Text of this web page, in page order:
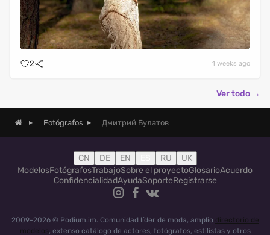
2 1 weeks ago
Ver todo →
Fotógrafos Дмитрий Булатов
CN DE EN RU
UK
ModelosFotógrafosTrabajoSobre el proyectoGlosarioAcuerdo
ConfidencialidadAyudaSoporteRegistrarse
2009-2026 © Podium.im. Comunidad líder de moda, amplio directorio de
modelos, extenso catálogo de actores, fotógrafos, estilistas y otros